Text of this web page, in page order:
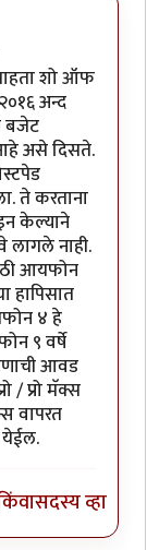
शो ऑफ
अन्द
बजेट
असे दिसते.
ते करताना
केल्याने
लागले नाही.
आयफोन
हापिसात
४ हे
९ वर्षे
आवड
/ प्रो मॅक्स
वापरत
सदस्य व्हा